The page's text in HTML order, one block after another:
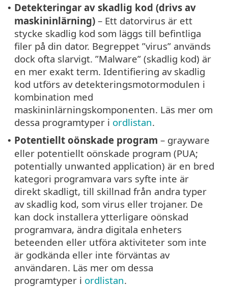
• Detekteringar av skadlig kod (drivs av
maskininlärning) – Ett datorvirus är ett
stycke skadlig kod som läggs till befintliga
filer på din dator. Begreppet ”virus” används
dock ofta slarvigt. ”Malware” (skadlig kod) är
en mer exakt term. Identifiering av skadlig
kod utförs av detekteringsmotormodulen i
kombination med
maskininlärningskomponenten. Läs mer om
dessa programtyper i ordlistan.
• Potentiellt oönskade program – grayware
eller potentiellt oönskade program (PUA;
potentially unwanted application) är en bred
kategori programvara vars syfte inte är
direkt skadligt, till skillnad från andra typer
av skadlig kod, som virus eller trojaner. De
kan dock installera ytterligare oönskad
programvara, ändra digitala enheters
beteenden eller utföra aktiviteter som inte
är godkända eller inte förväntas av
användaren. Läs mer om dessa
programtyper i ordlistan.